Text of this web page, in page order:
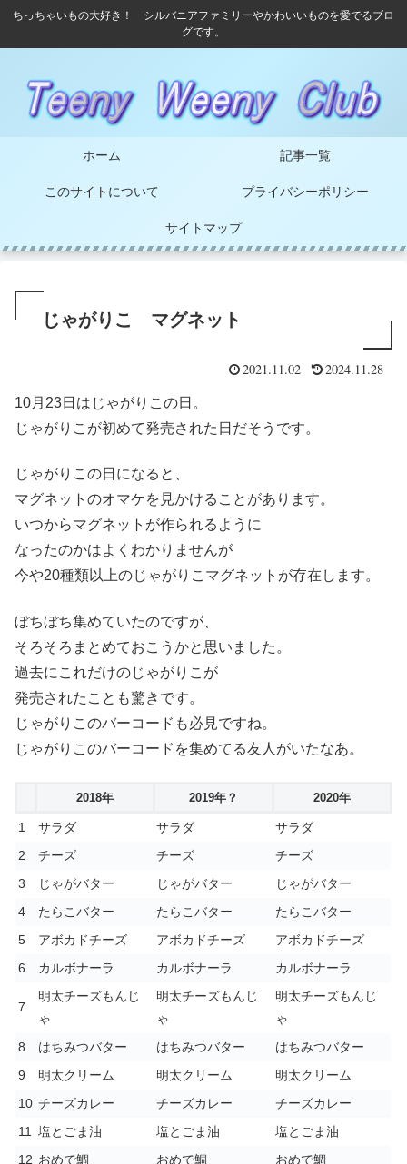
ちっちゃいもの大好き！ シルバニアファミリーやかわいいものを愛でるブロ
グです。
ホーム 記事一覧
このサイトについて プライバシーポリシー
サイトマップ
じゃがりこ マグネット
2021.11.02 2024.11.28
10月23日はじゃがりこの日。
じゃがりこが初めて発売された日だそうです。
じゃがりこの日になると、
マグネットのオマケを見かけることがあります。
いつからマグネットが作られるように
なったのかはよくわかりませんが
今や20種類以上のじゃがりこマグネットが存在します。
ぼちぼち集めていたのですが、
そろそろまとめておこうかと思いました。
過去にこれだけのじゃがりこが
発売されたことも驚きです。
じゃがりこのバーコードも必見ですね。
じゃがりこのバーコードを集めてる友人がいたなあ。
2018年 2019年？ 2020年
1 サラダ サラダ
サラダ
2
チーズ チーズ
チーズ
3
じゃがバター じゃがバター
じゃがバター
4
たらこバター たらこバター
たらこバター
5
アボカドチーズ アボカドチーズ
アボカドチーズ
6
カルボナーラ カルボナーラ カルボナーラ
7
明太チーズもんじ
ゃ
明太チーズもんじ
ゃ
明太チーズもんじ
ゃ
8
はちみつバター はちみつバター
はちみつバター
9
明太クリーム 明太クリーム
明太クリーム
10 チーズカレー チーズカレー
チーズカレー
11
塩とごま油 塩とごま油
塩とごま油
12 おめで鯛 おめで鯛
おめで鯛